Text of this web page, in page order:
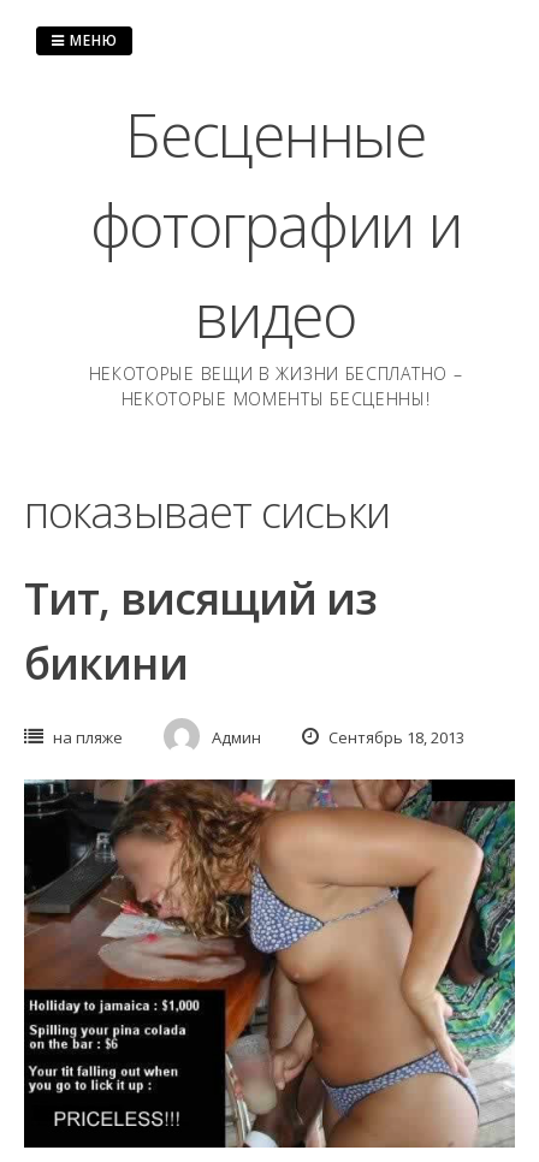
Бесценные
фотографии и
видео
НЕКОТОРЫЕ ВЕЩИ В ЖИЗНИ БЕСПЛАТНО –
НЕКОТОРЫЕ МОМЕНТЫ БЕСЦЕННЫ!
МЕНЮ
показывает сиськи
Тит, висящий из
бикини
на пляже Админ Сентябрь 18, 2013